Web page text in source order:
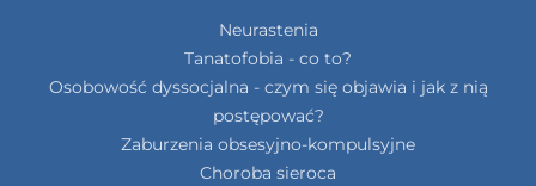
Neurastenia
Tanatofobia - co to?
Osobowość dyssocjalna - czym się objawia i jak z nią
postępować?
Zaburzenia obsesyjno-kompulsyjne
Choroba sieroca